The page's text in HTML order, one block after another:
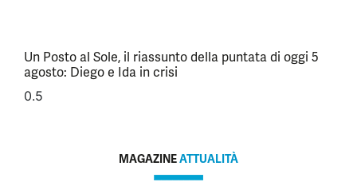
Un Posto al Sole, il riassunto della puntata di oggi 5
agosto: Diego e Ida in crisi
MAGAZINEATTUALITÀ